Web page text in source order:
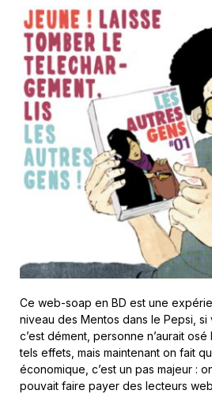
Ce web-soap en BD est une
niveau des Mentos dans le Pepsi, si
c’est dément, personne n’aurait
tels effets, mais maintenant on fait
économique, c’est un pas majeur :
pouvait faire payer des lecteurs